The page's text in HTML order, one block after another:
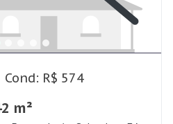
Cond: R$ 574
m²